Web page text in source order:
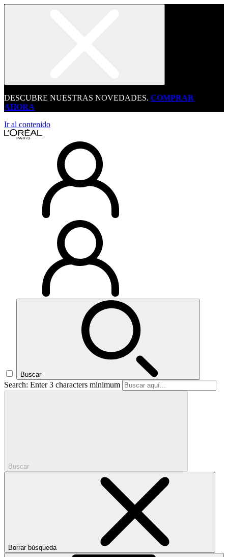
DESCUBRE NUESTRAS NOVEDADES. COMPRAR
AHORA
Ir al contenido
Buscar
Search: Enter 3 characters minimum
Buscar
Borrar búsqueda